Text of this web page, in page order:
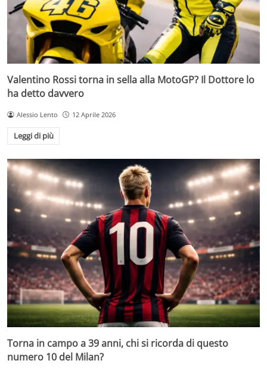
Valentino Rossi torna in sella alla MotoGP? Il Dottore lo
ha detto davvero
Alessio Lento 12 Aprile 2026
Leggi di più
Torna in campo a 39 anni, chi si ricorda di questo
numero 10 del Milan?